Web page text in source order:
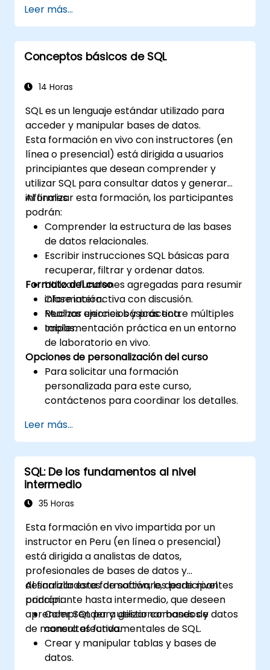
en una base de datos ayudará a los
participantes a trasladar las operaciones de
análisis de datos hacia el lado de la base de
datos, en lugar de realizarlas en la aplicación
creación de cualquier sistema de TI que utilice
Leer más...
Conceptos básicos de SQL
14 Horas
SQL es un lenguaje estándar utilizado para
acceder y manipular bases de datos.
Esta formación en vivo con instructores (en
línea o presencial) está dirigida a usuarios
principiantes que desean comprender y
utilizar SQL para consultar datos y generar
informes.
Al finalizar esta formación, los participantes
podrán:
Comprender la estructura de las bases
de datos relacionales.
Escribir instrucciones SQL básicas para
recuperar, filtrar y ordenar datos.
Utilizar funciones agregadas para resumir
información.
Realizar uniones básicas entre múltiples
tablas.
Formato del curso
Clase interactiva con discusión.
Muchos ejercicios y práctica.
Implementación práctica en un entorno
de laboratorio en vivo.
Opciones de personalización del curso
Para solicitar una formación
personalizada para este curso,
contáctenos para coordinar los detalles.
Leer más...
SQL: De los fundamentos al nivel
intermedio
35 Horas
Esta formación en vivo impartida por un
instructor en Peru (en línea o presencial)
está dirigida a analistas de datos,
profesionales de bases de datos y
desarrolladores de software, desde nivel
principiante hasta intermedio, que deseen
aprender SQL para gestionar bases de datos
de manera efectiva.
Al finalizar esta formación, los participantes
podrán:
Comprender y utilizar comandos y
consultas fundamentales de SQL.
Crear y manipular tablas y bases de
datos.